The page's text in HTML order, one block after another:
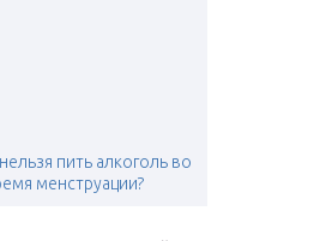
пить алкоголь во
менструации?